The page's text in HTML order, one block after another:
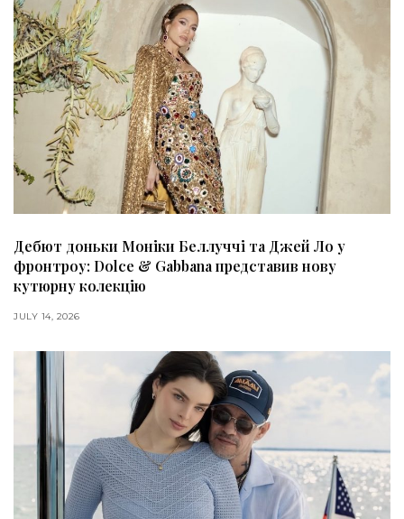
Дебют доньки Моніки Беллуччі та Джей Ло у
фронтроу: Dolce & Gabbana представив нову
кутюрну колекцію
JULY 14, 2026